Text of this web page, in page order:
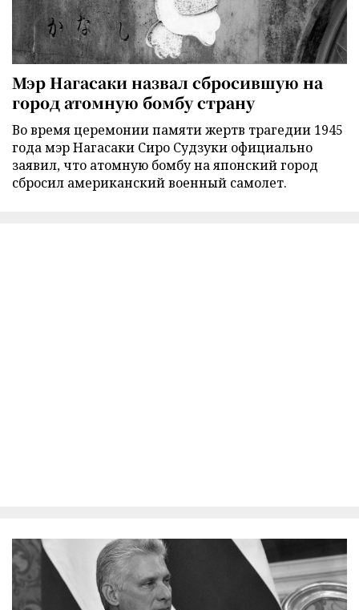
Мэр Нагасаки назвал сбросившую на
город атомную бомбу страну
Во время церемонии памяти жертв трагедии 1945
года мэр Нагасаки Сиро Судзуки официально
заявил, что атомную бомбу на японский город
сбросил американский военный самолет.